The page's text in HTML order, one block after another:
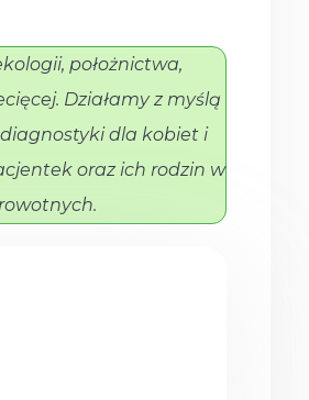
położnictwa,
Działamy z myślą
dla kobiet i
oraz ich rodzin w